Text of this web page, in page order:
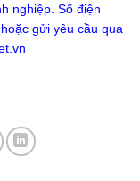
nghiệp. Số điện
gửi yêu cầu qua